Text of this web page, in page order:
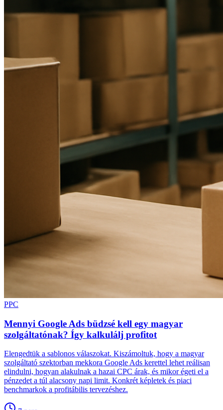
PPC
Mennyi Google Ads büdzsé kell egy magyar
szolgáltatónak? Így kalkulálj profitot
Elengedtük a sablonos válaszokat. Kiszámoltuk, hogy a magyar
szolgáltató szektorban mekkora Google Ads kerettel lehet reálisan
elindulni, hogyan alakulnak a hazai CPC árak, és mikor égeti el a
pénzedet a túl alacsony napi limit. Konkrét képletek és piaci
benchmarkok a profitábilis tervezéshez.